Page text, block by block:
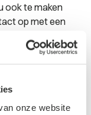
onze website
ook te maken
op met een